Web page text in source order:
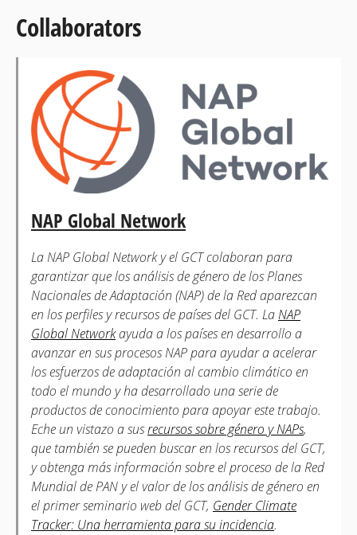
Collaborators
NAP Global Network
La NAP Global Network y el GCT colaboran para
garantizar que los análisis de género de los Planes
Nacionales de Adaptación (NAP) de la Red aparezcan
en los perfiles y recursos de países del GCT. LaNAP
Global Networkayuda a los países en desarrollo a
avanzar en sus procesos NAP para ayudar a acelerar
los esfuerzos de adaptación al cambio climático en
todo el mundo y ha desarrollado una serie de
productos de conocimiento para apoyar este trabajo.
Eche un vistazo a susrecursos sobre género y NAPs,
que también se pueden buscar en los recursos del GCT,
y obtenga más información sobre el proceso de la Red
Mundial de PAN y el valor de los análisis de género en
el primer seminario web del GCT, Gender Climate
Tracker: Una herramienta para su incidencia.